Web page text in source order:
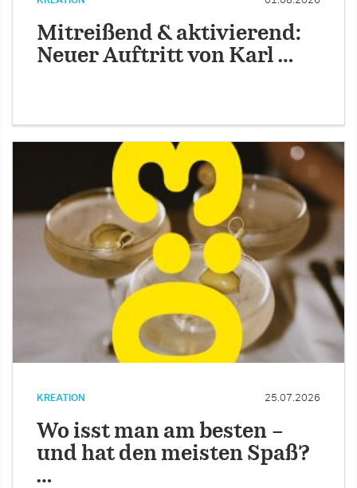
Mitreißend & aktivierend:
Neuer Auftritt von Karl …
KREATION 25.07.2026
Wo isst man am besten –
und hat den meisten Spaß?
…